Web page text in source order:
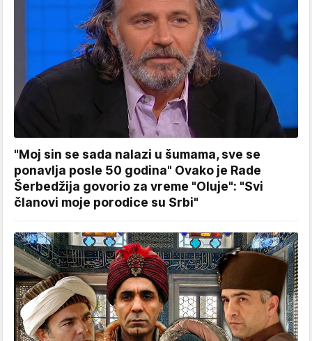
"Moj sin se sada nalazi u šumama, sve se
ponavlja posle 50 godina" Ovako je Rade
Šerbedžija govorio za vreme "Oluje": "Svi
članovi moje porodice su Srbi"